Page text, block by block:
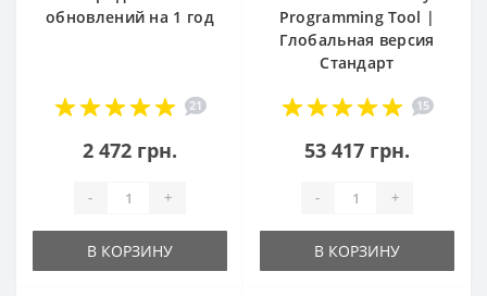
обновлений на 1 год
21
2 472 грн.
- +
В КОРЗИНУ
Programming Tool |
Глобальная версия
Стандарт
15
53 417 грн.
- +
В КОРЗИНУ